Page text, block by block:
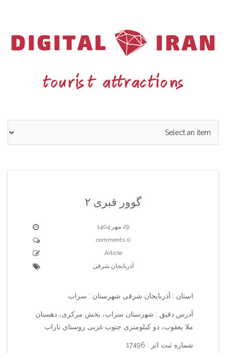
گوور قبری ۲
29 مهر 1404
0 comments
Article
آذربایجان شرقی
استان : آذربایجان شرقی شهرستان : سراب
آدرس دقیق : شهرستان سراب، بخش مرکزی، دهستان
ملا یعقوب، دو کیلومتری جنوب غربی روستای ناراب
شماره ثبت اثر : 17496